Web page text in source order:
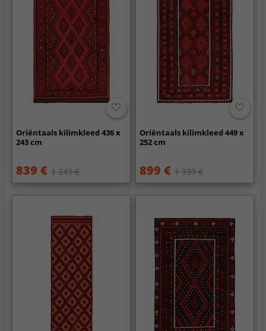
Oriëntaals kilimkleed 436 x
243 cm
839 € 1 249 €
Oriëntaals kilimkleed 449 x
252 cm
899 € 1 339 €